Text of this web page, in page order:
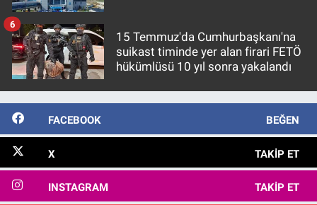
15 Temmuz'da Cumhurbaşkanı'na
suikast timinde yer alan firari FETÖ
hükümlüsü 10 yıl sonra yakalandı
6
FACEBOOK BEĞEN
X TAKIP ET
INSTAGRAM TAKIP ET